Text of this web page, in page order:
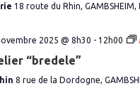
18 route du Rhin, GAMBSHEIM,
2025 @ 8h30 - 12h00
“bredele”
8 rue de la Dordogne,